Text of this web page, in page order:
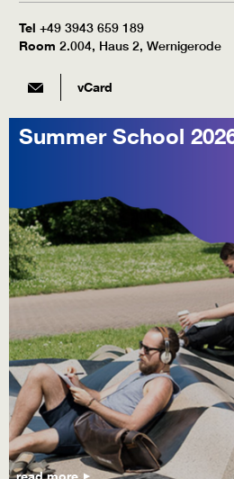
Tel +49 3943 659 189
Room 2.004, Haus 2, Wernigerode
vCard
Summer School
read more